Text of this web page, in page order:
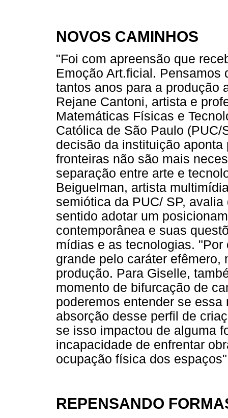
NOVOS CAMINHOS
"Foi com apreensão que
Emoção Art.ficial. Pensamos
tantos anos para a produção
Rejane Cantoni, artista e
Matemáticas Físicas e
Católica de São Paulo
decisão da instituição
fronteiras não são mais
separação entre arte e
Beiguelman, artista
semiótica da PUC/ SP,
sentido adotar um
contemporânea e suas
mídias e as tecnologias.
grande pelo caráter
produção. Para Giselle,
momento de bifurcação de
poderemos entender se
absorção desse perfil de
se isso impactou de alguma
incapacidade de enfrentar
ocupação física dos
REPENSANDO